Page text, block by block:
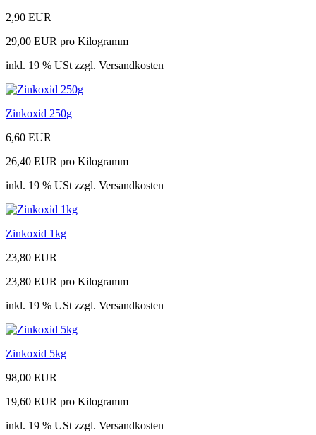
2,90 EUR
29,00 EUR pro Kilogramm
inkl. 19 % USt zzgl. Versandkosten
Zinkoxid 250g
6,60 EUR
26,40 EUR pro Kilogramm
inkl. 19 % USt zzgl. Versandkosten
Zinkoxid 1kg
23,80 EUR
23,80 EUR pro Kilogramm
inkl. 19 % USt zzgl. Versandkosten
Zinkoxid 5kg
98,00 EUR
19,60 EUR pro Kilogramm
inkl. 19 % USt zzgl. Versandkosten